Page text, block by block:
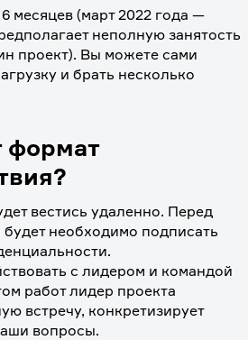
месяцев (март 2022 года —
неполную занятость
проект). Вы можете сами
и брать несколько
формат
вестись удаленно. Перед
необходимо подписать
с лидером и командой
работ лидер проекта
встречу, конкретизирует
вопросы.